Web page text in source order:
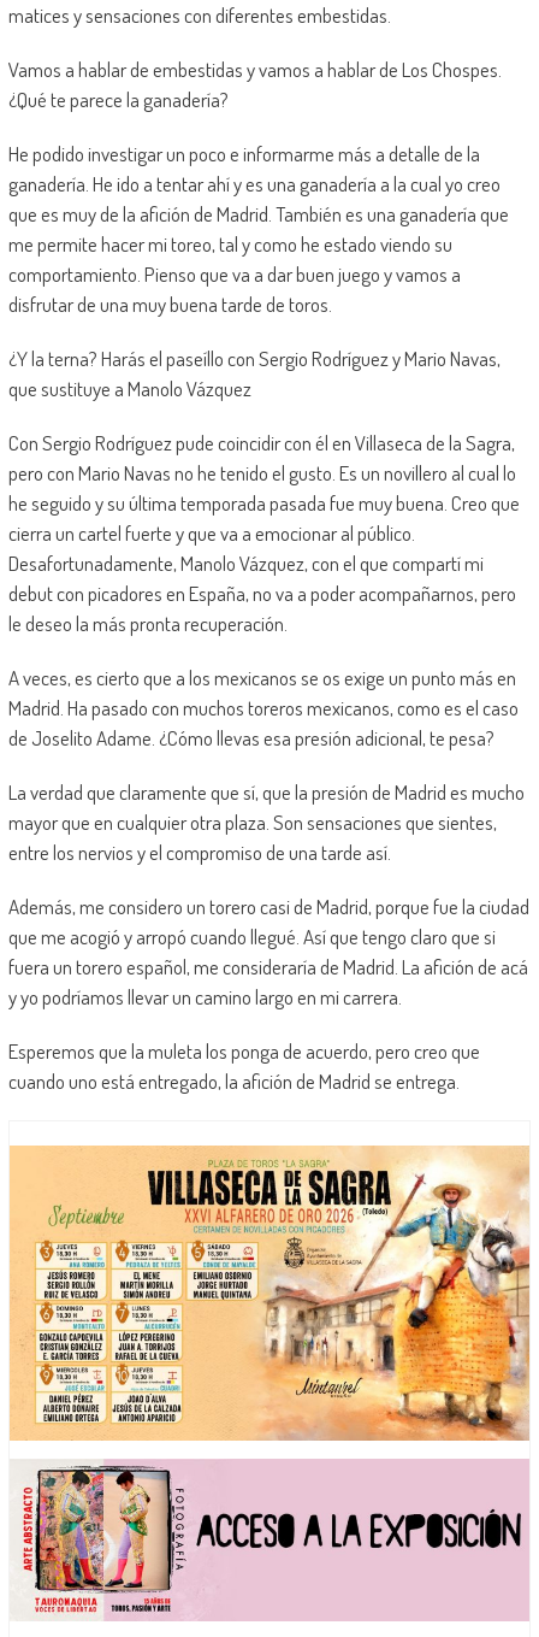
matices y sensaciones con diferentes embestidas.
Vamos a hablar de embestidas y vamos a hablar de Los Chospes.
¿Qué te parece la ganadería?
He podido investigar un poco e informarme más a detalle de la
ganadería. He ido a tentar ahí y es una ganadería a la cual yo creo
que es muy de la afición de Madrid. También es una ganadería que
me permite hacer mi toreo, tal y como he estado viendo su
comportamiento. Pienso que va a dar buen juego y vamos a
disfrutar de una muy buena tarde de toros.
¿Y la terna? Harás el paseíllo con Sergio Rodríguez y Mario Navas,
que sustituye a Manolo Vázquez
Con Sergio Rodríguez pude coincidir con él en Villaseca de la Sagra,
pero con Mario Navas no he tenido el gusto. Es un novillero al cual lo
he seguido y su última temporada pasada fue muy buena. Creo que
cierra un cartel fuerte y que va a emocionar al público.
Desafortunadamente, Manolo Vázquez, con el que compartí mi
debut con picadores en España, no va a poder acompañarnos, pero
le deseo la más pronta recuperación.
A veces, es cierto que a los mexicanos se os exige un punto más en
Madrid. Ha pasado con muchos toreros mexicanos, como es el caso
de Joselito Adame. ¿Cómo llevas esa presión adicional, te pesa?
La verdad que claramente que sí, que la presión de Madrid es mucho
mayor que en cualquier otra plaza. Son sensaciones que sientes,
entre los nervios y el compromiso de una tarde así.
Además, me considero un torero casi de Madrid, porque fue la ciudad
que me acogió y arropó cuando llegué. Así que tengo claro que si
fuera un torero español, me consideraría de Madrid. La afición de acá
y yo podríamos llevar un camino largo en mi carrera.
Esperemos que la muleta los ponga de acuerdo, pero creo que
cuando uno está entregado, la afición de Madrid se entrega.